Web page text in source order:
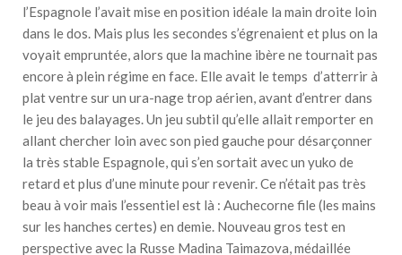
l’Espagnole l’avait mise en position idéale la main droite loin
dans le dos. Mais plus les secondes s’égrenaient et plus on la
voyait empruntée, alors que la machine ibère ne tournait pas
encore à plein régime en face. Elle avait le temps d’atterrir à
plat ventre sur un ura-nage trop aérien, avant d’entrer dans
le jeu des balayages. Un jeu subtil qu’elle allait remporter en
allant chercher loin avec son pied gauche pour désarçonner
la très stable Espagnole, qui s’en sortait avec un yuko de
retard et plus d’une minute pour revenir. Ce n’était pas très
beau à voir mais l’essentiel est là : Auchecorne file (les mains
sur les hanches certes) en demie. Nouveau gros test en
perspective avec la Russe Madina Taimazova, médaillée